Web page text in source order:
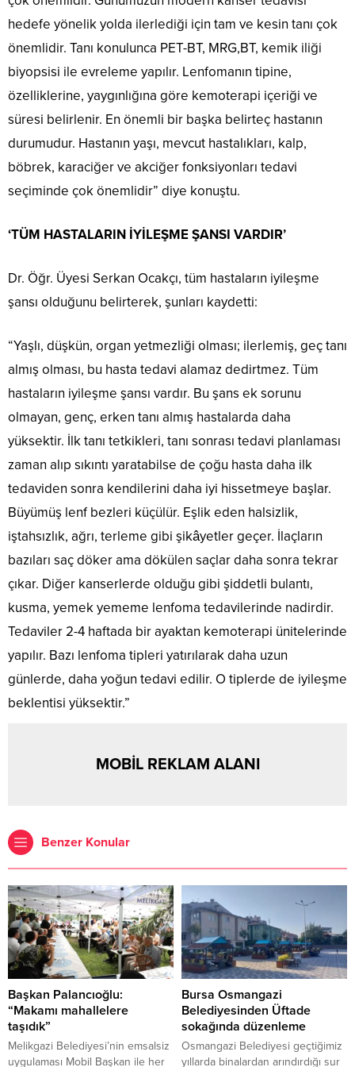
hedefe yönelik yolda ilerlediği için tam ve kesin tanı çok
önemlidir. Tanı konulunca PET-BT, MRG,BT, kemik iliği
biyopsisi ile evreleme yapılır. Lenfomanın tipine,
özelliklerine, yaygınlığına göre kemoterapi içeriği ve
süresi belirlenir. En önemli bir başka belirteç hastanın
durumudur. Hastanın yaşı, mevcut hastalıkları, kalp,
böbrek, karaciğer ve akciğer fonksiyonları tedavi
seçiminde çok önemlidir” diye konuştu.
‘TÜM HASTALARIN İYİLEŞME ŞANSI VARDIR’
Dr. Öğr. Üyesi Serkan Ocakçı, tüm hastaların iyileşme
şansı olduğunu belirterek, şunları kaydetti:
“Yaşlı, düşkün, organ yetmezliği olması; ilerlemiş, geç tanı
almış olması, bu hasta tedavi alamaz dedirtmez. Tüm
hastaların iyileşme şansı vardır. Bu şans ek sorunu
olmayan, genç, erken tanı almış hastalarda daha
yüksektir. İlk tanı tetkikleri, tanı sonrası tedavi planlaması
zaman alıp sıkıntı yaratabilse de çoğu hasta daha ilk
tedaviden sonra kendilerini daha iyi hissetmeye başlar.
Büyümüş lenf bezleri küçülür. Eşlik eden halsizlik,
iştahsızlık, ağrı, terleme gibi şikâyetler geçer. İlaçların
bazıları saç döker ama dökülen saçlar daha sonra tekrar
çıkar. Diğer kanserlerde olduğu gibi şiddetli bulantı,
kusma, yemek yememe lenfoma tedavilerinde nadirdir.
Tedaviler 2-4 haftada bir ayaktan kemoterapi ünitelerinde
yapılır. Bazı lenfoma tipleri yatırılarak daha uzun
günlerde, daha yoğun tedavi edilir. O tiplerde de iyileşme
beklentisi yüksektir.”
MOBİL REKLAM ALANI
Benzer Konular
Başkan Palancıoğlu:
“Makamı mahallelere
taşıdık”
Melikgazi Belediyesi’nin emsalsiz
uygulaması Mobil Başkan ile her
Bursa Osmangazi
Belediyesinden Üftade
sokağında düzenleme
Osmangazi Belediyesi geçtiğimiz
yıllarda binalardan arındırdığı sur